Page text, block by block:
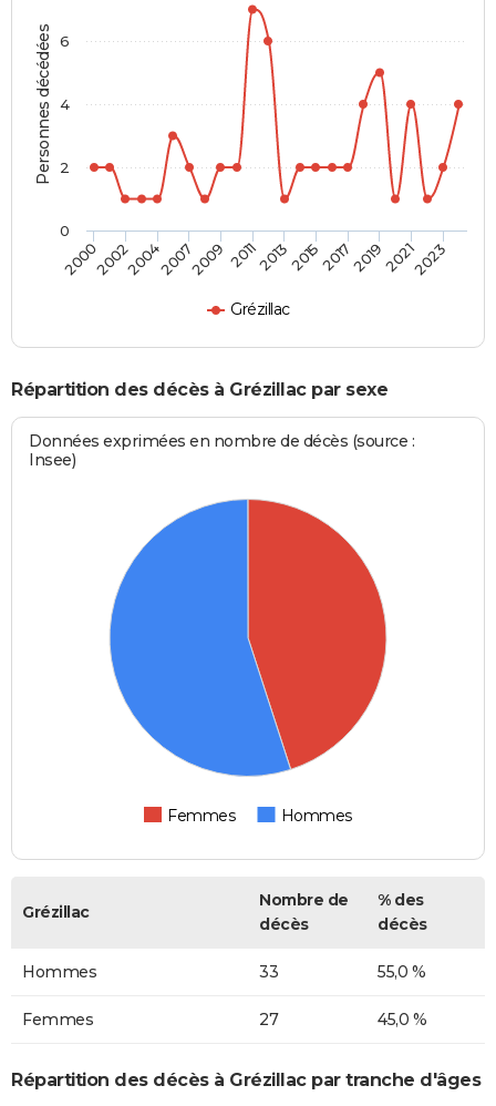
Personnes décédées
Grézillac
20002002200420072009 2011201320152017201920212023
0
2
4
6
Répartition des décès à Grézillac par sexe
Données exprimées en nombre de décès (source :
Insee)
Femmes Hommes
Grézillac
Nombre de
décès
% des
décès
Hommes 33 55,0 %
Femmes 27 45,0 %
Répartition des décès à Grézillac par tranche d'âges